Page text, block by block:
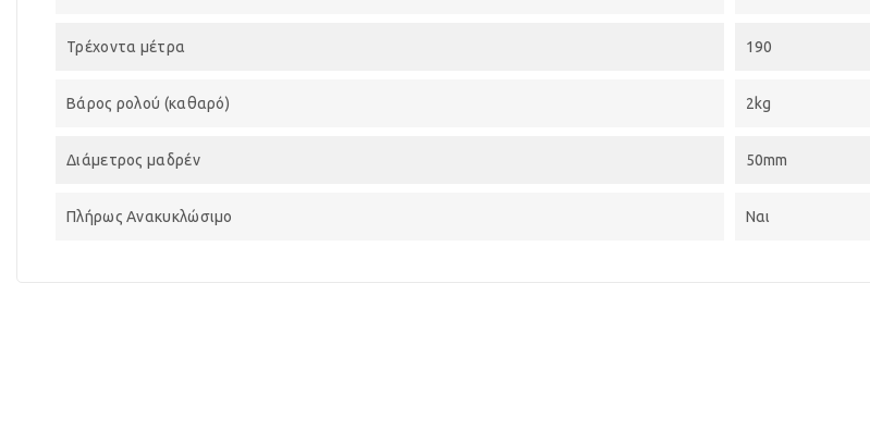
Τρέχοντα μέτρα 190
Βάρος ρολού (καθαρό) 2kg
Διάμετρος μαδρέν 50mm
Πλήρως Ανακυκλώσιμο Ναι